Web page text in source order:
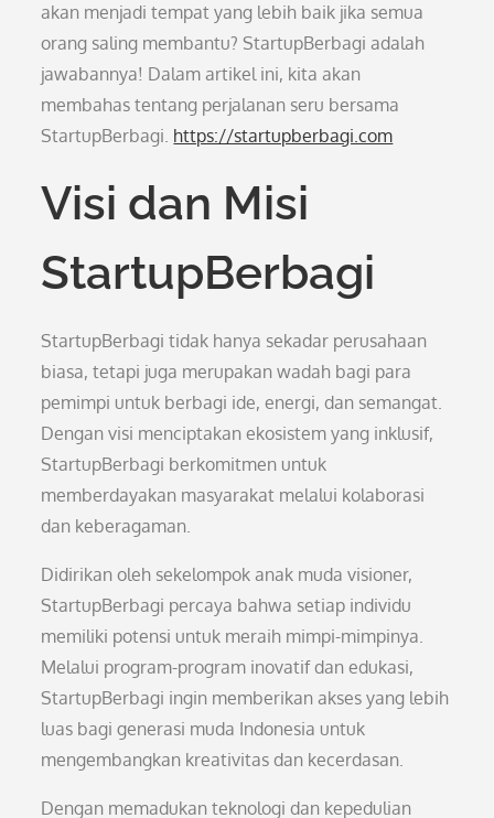
akan menjadi tempat yang lebih baik jika semua
orang saling membantu? StartupBerbagi adalah
jawabannya! Dalam artikel ini, kita akan
membahas tentang perjalanan seru bersama
StartupBerbagi. https://startupberbagi.com
Visi dan Misi
StartupBerbagi
StartupBerbagi tidak hanya sekadar perusahaan
biasa, tetapi juga merupakan wadah bagi para
pemimpi untuk berbagi ide, energi, dan semangat.
Dengan visi menciptakan ekosistem yang inklusif,
StartupBerbagi berkomitmen untuk
memberdayakan masyarakat melalui kolaborasi
dan keberagaman.
Didirikan oleh sekelompok anak muda visioner,
StartupBerbagi percaya bahwa setiap individu
memiliki potensi untuk meraih mimpi-mimpinya.
Melalui program-program inovatif dan edukasi,
StartupBerbagi ingin memberikan akses yang lebih
luas bagi generasi muda Indonesia untuk
mengembangkan kreativitas dan kecerdasan.
Dengan memadukan teknologi dan kepedulian